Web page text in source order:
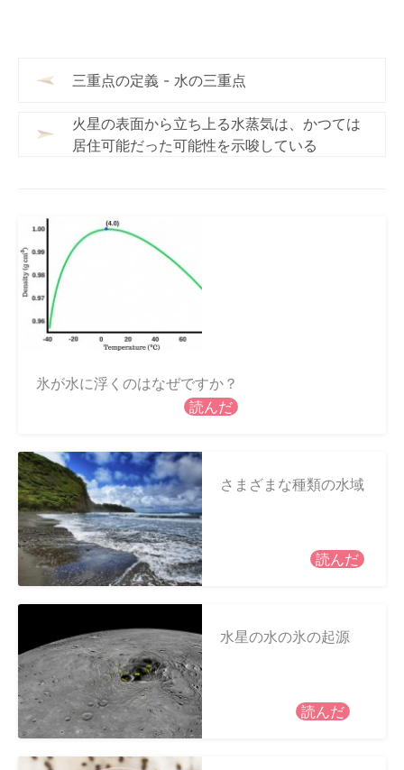
三重点の定義 - 水の三重点
火星の表面から立ち上る水蒸気は、かつては
居住可能だった可能性を示唆している
氷が水に浮くのはなぜですか？
読んだ
さまざまな種類の水域
読んだ
水星の水の氷の起源
読んだ